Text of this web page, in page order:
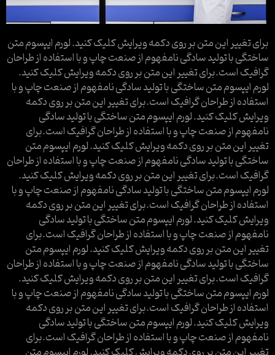
برای تغییر این متن بر روی دکمه ویرایش کلیک کنید. لورم ایپسوم متن
ساختگی با تولید سادگی نامفهوم از صنعت چاپ و با استفاده از طراحان
گرافیک است.برای تغییر این متن بر روی دکمه ویرایش کلیک کنید.
لورم ایپسوم متن ساختگی با تولید سادگی نامفهوم از صنعت چاپ و با
استفاده از طراحان گرافیک است.برای تغییر این متن بر روی دکمه
ویرایش کلیک کنید. لورم ایپسوم متن ساختگی با تولید سادگی
نامفهوم از صنعت چاپ و با استفاده از طراحان گرافیک است.برای
تغییر این متن بر روی دکمه ویرایش کلیک کنید. لورم ایپسوم متن
ساختگی با تولید سادگی نامفهوم از صنعت چاپ و با استفاده از طراحان
گرافیک است.برای تغییر این متن بر روی دکمه ویرایش کلیک کنید.
لورم ایپسوم متن ساختگی با تولید سادگی نامفهوم از صنعت چاپ و با
استفاده از طراحان گرافیک است.برای تغییر این متن بر روی دکمه
ویرایش کلیک کنید. لورم ایپسوم متن ساختگی با تولید سادگی
نامفهوم از صنعت چاپ و با استفاده از طراحان گرافیک است.برای
تغییر این متن بر روی دکمه ویرایش کلیک کنید. لورم ایپسوم متن
ساختگی با تولید سادگی نامفهوم از صنعت چاپ و با استفاده از طراحان
گرافیک است.برای تغییر این متن بر روی دکمه ویرایش کلیک کنید.
لورم ایپسوم متن ساختگی با تولید سادگی نامفهوم از صنعت چاپ و با
استفاده از طراحان گرافیک است.برای تغییر این متن بر روی دکمه
ویرایش کلیک کنید. لورم ایپسوم متن ساختگی با تولید سادگی
نامفهوم از صنعت چاپ و با استفاده از طراحان گرافیک است.برای